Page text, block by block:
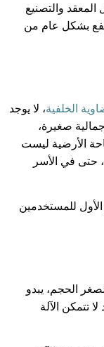
والتصنيع
بشكل عام من
الخلفية، لا يوجد
صغيرة،
الأرضية ليست
حتى في الأسر
للمستخدمين
الحجم، يبدو
تتمكن الآلة